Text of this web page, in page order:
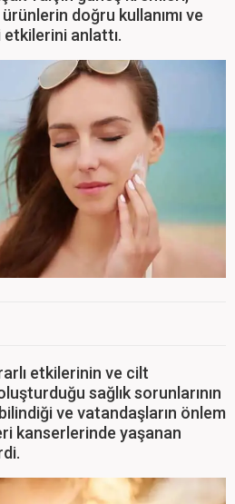
doğru kullanımı ve
anlattı.
etkilerinin ve cilt
sağlık sorunlarının
ve vatandaşların önlem
kanserlerinde yaşanan